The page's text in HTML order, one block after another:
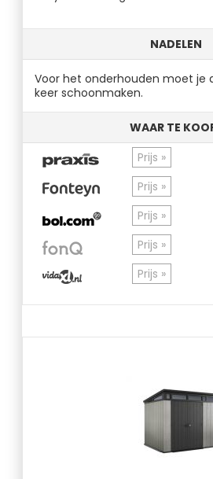
NADELEN
Voor het onderhouden moet je
keer schoonmaken.
WAAR TE
Prijs »
Prijs »
Prijs »
Prijs »
Prijs »